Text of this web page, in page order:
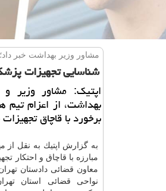
مشاور وزیر بهداشت خبر داد؛
شناسایی تجهیزات پزشكی قاچاق
اپتیك: مشاور وزیر
برخورد با قاچاق
به گزارش اپتیك به نقل از
معاون قضائی دادستان
نواحی قضائی استان